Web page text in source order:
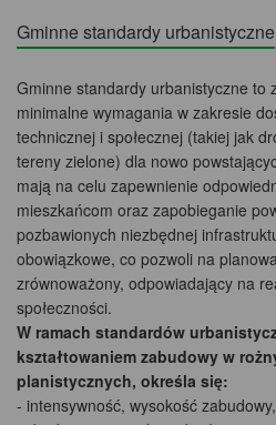
Gminne standardy urbanistyczne
Gminne standardy urbanistyczne to
minimalne wymagania w zakresie
technicznej i społecznej (takiej jak
tereny zielone) dla nowo
mają na celu zapewnienie
mieszkańcom oraz zapobieganie
pozbawionych niezbędnej
obowiązkowe, co pozwoli na
zrównoważony, odpowiadający na
społeczności.
W ramach standardów
kształtowaniem zabudowy w
planistycznych, określa się:
- intensywność, wysokość